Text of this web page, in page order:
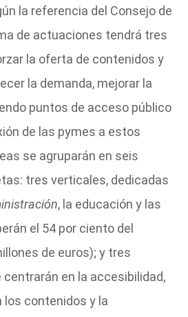
la referencia del Consejo de
de actuaciones tendrá tres
la oferta de contenidos y
la demanda, mejorar la
puntos de acceso público
de las pymes a estos
se agruparán en seis
tres verticales, dedicadas
, la educación y las
el 54 por ciento del
de euros); y tres
centrarán en la accesibilidad,
los contenidos y la